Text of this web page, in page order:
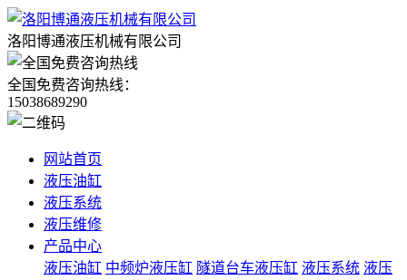
洛阳博通液压机械有限公司
全国免费咨询热线：
15038689290
网站首页
液压油缸
液压系统
液压维修
产品中心
液压油缸 中频炉液压缸 隧道台车液压缸 液压系统 液压